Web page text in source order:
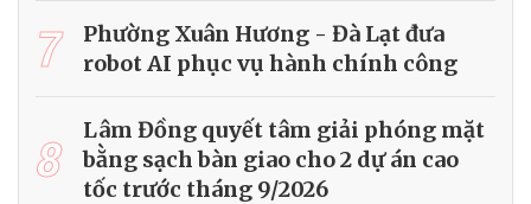
7
Phường Xuân Hương - Đà Lạt đưa
robot AI phục vụ hành chính công
8
Lâm Đồng quyết tâm giải phóng mặt
bằng sạch bàn giao cho 2 dự án cao
tốc trước tháng 9/2026